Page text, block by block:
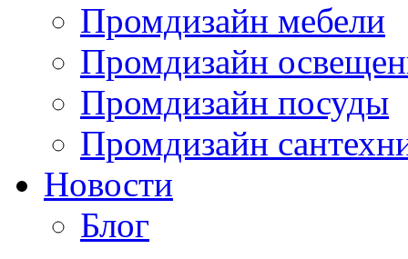
Промдизайн мебели
Промдизайн
Промдизайн посуды
Промдизайн
Новости
Блог